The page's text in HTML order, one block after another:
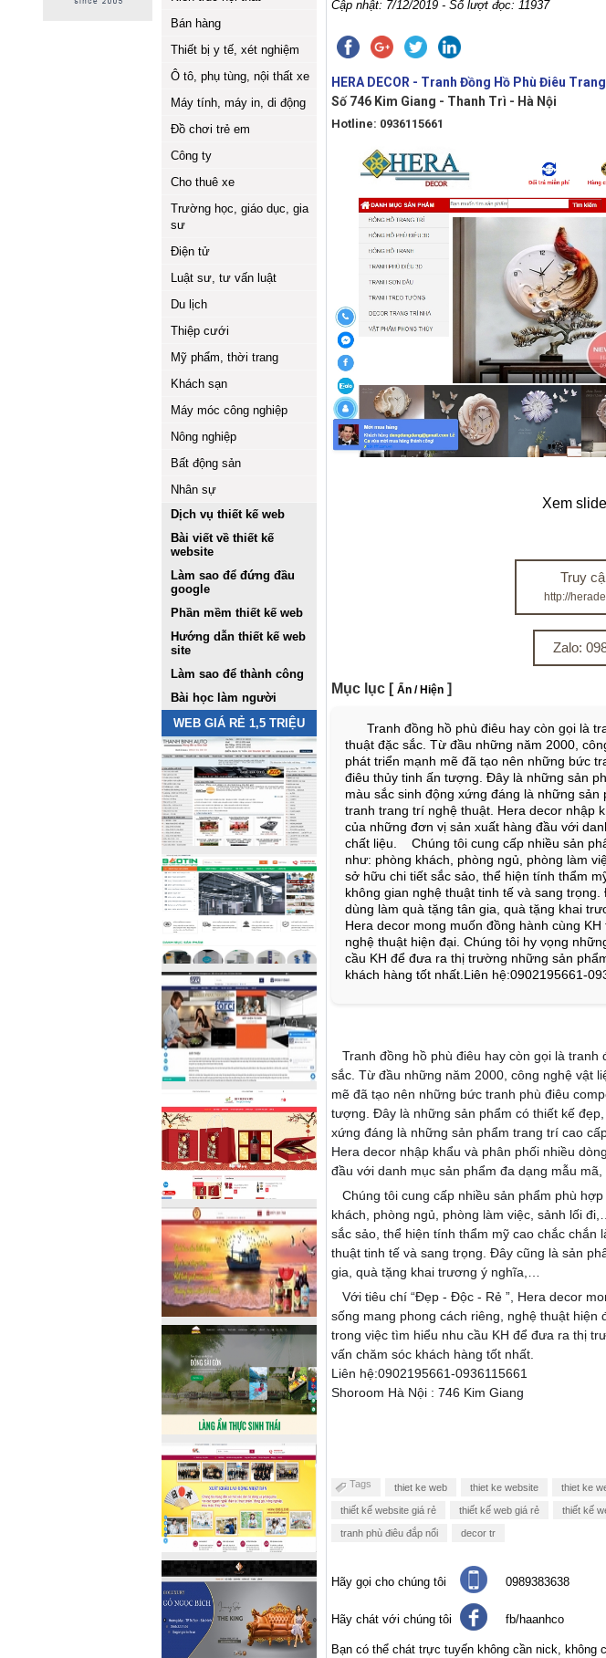
Bán hàng
Thiết bị y tế, xét nghiệm
Ô tô, phụ tùng, nội thất xe
Máy tính, máy in, di động
Đồ chơi trẻ em
Công ty
Cho thuê xe
Trường học, giáo dục, gia
sư
Điện tử
Luật sư, tư vấn luật
Du lịch
Thiệp cưới
Mỹ phẩm, thời trang
Khách sạn
Máy móc công nghiệp
Nông nghiệp
Bất động sản
Nhân sự
Dịch vụ thiết kế web
Bài viết về thiết kế
website
Làm sao để đứng đầu
google
Phần mềm thiết kế web
Hướng dẫn thiết kế web
site
Làm sao để thành công
Bài học làm người
WEB GIÁ RẺ 1,5 TRIỆU
Cập nhật: 7/12/2019 - Số lượt đọc: 11937
HERA DECOR - Tranh Đồng Hồ Phù Điêu
Số 746 Kim Giang - Thanh Trì - Hà Nội
Hotline: 0936115661
Xem
Truy
http://
Zalo:
Mục lục [ Ẩn / Hiện ]
Tranh đồng hồ phù điêu hay còn gọi là
thuật đặc sắc. Từ đầu những năm 2000,
phát triển mạnh mẽ đã tạo nên những bức
điêu thủy tinh ấn tượng. Đây là những sản
màu sắc sinh động xứng đáng là những
tranh trang trí nghệ thuật. Hera decor nhập
của những đơn vị sản xuất hàng đầu với
chất liệu. Chúng tôi cung cấp nhiều sản
như: phòng khách, phòng ngủ, phòng làm
sở hữu chi tiết sắc sảo, thể hiện tính thẩm
không gian nghệ thuật tinh tế và sang
dùng làm quà tặng tân gia, quà tặng khai
Hera decor mong muốn đồng hành cùng
nghệ thuật hiện đại. Chúng tôi hy vọng
cầu KH để đưa ra thị trường những sản
khách hàng tốt nhất.Liên hệ:0902195661-
Tranh đồng hồ phù điêu hay còn gọi là tranh
sắc. Từ đầu những năm 2000, công nghệ vật
mẽ đã tạo nên những bức tranh phù điêu
tượng. Đây là những sản phẩm có thiết kế
xứng đáng là những sản phẩm trang trí cao
Hera decor nhập khẩu và phân phối nhiều
đầu với danh mục sản phẩm đa dạng mẫu mã,
Chúng tôi cung cấp nhiều sản phẩm phù
khách, phòng ngủ, phòng làm việc, sảnh lối
sắc sảo, thể hiện tính thẩm mỹ cao chắc chắn
thuật tinh tế và sang trọng. Đây cũng là sản
gia, quà tặng khai trương ý nghĩa,…
Với tiêu chí “Đẹp - Độc - Rẻ ”, Hera decor
sống mang phong cách riêng, nghệ thuật
trong việc tìm hiểu nhu cầu KH để đưa ra thị
vấn chăm sóc khách hàng tốt nhất.
Liên hệ:0902195661-0936115661
Shoroom Hà Nội : 746 Kim Giang
Tags thiet ke web thiet ke website thiet ke
thiết kế website giá rẻ thiết kế web giá rẻ thiết kế
tranh phù điêu đắp nổi decor tr
Hãy gọi cho chúng tôi 0989383638
Hãy chát với chúng tôi fb/haanhco
Bạn có thể chát trực tuyến không cần nick, không